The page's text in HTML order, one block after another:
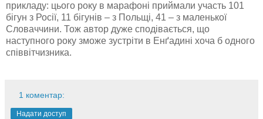
прикладу: цього року в марафоні приймали участь 101
бігун з Росії, 11 бігунів – з Польщі, 41 – з маленької
Словаччини. Тож автор дуже сподівається, що
наступного року зможе зустріти в Енґадині хоча б одного
співвітчизника.
1 коментар:
Надати доступ